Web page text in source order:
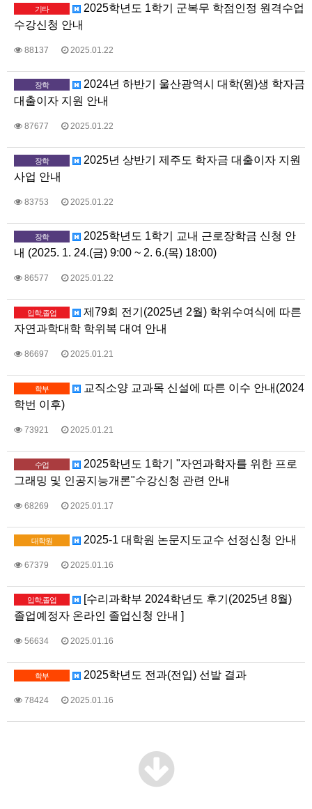
기타
2025학년도 1학기 군복무 학점인정 원격수업
수강신청 안내
88137 2025.01.22
장학
2024년 하반기 울산광역시 대학(원)생 학자금
대출이자 지원 안내
87677 2025.01.22
장학
2025년 상반기 제주도 학자금 대출이자 지원
사업 안내
83753 2025.01.22
장학
2025학년도 1학기 교내 근로장학금 신청 안
내 (2025. 1. 24.(금) 9:00 ~ 2. 6.(목) 18:00)
86577 2025.01.22
입학,졸업
제79회 전기(2025년 2월) 학위수여식에 따른
자연과학대학 학위복 대여 안내
86697 2025.01.21
학부
교직소양 교과목 신설에 따른 이수 안내(2024
학번 이후)
73921 2025.01.21
수업
2025학년도 1학기 "자연과학자를 위한 프로
그래밍 및 인공지능개론"수강신청 관련 안내
68269 2025.01.17
대학원 2025-1 대학원 논문지도교수 선정신청 안내
67379 2025.01.16
입학,졸업
[수리과학부 2024학년도 후기(2025년 8월)
졸업예정자 온라인 졸업신청 안내 ]
56634 2025.01.16
학부 2025학년도 전과(전입) 선발 결과
78424 2025.01.16